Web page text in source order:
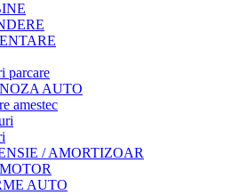
parcare
AUTO
amestec
/ AMORTIZOAR
AUTO